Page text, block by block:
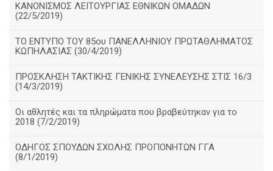
ΚΑΝΟΝΙΣΜΟΣ ΛΕΙΤΟΥΡΓΙΑΣ ΕΘΝΙΚΩΝ ΟΜΑΔΩΝ
(22/5/2019)
ΤΟ ΕΝΤΥΠΟ ΤΟΥ 85ου ΠΑΝΕΛΛΗΝΙΟΥ ΠΡΩΤΑΘΛΗΜΑΤΟΣ
ΚΩΠΗΛΑΣΙΑΣ (30/4/2019)
ΠΡΟΣΚΛΗΣΗ ΤΑΚΤΙΚΗΣ ΓΕΝΙΚΗΣ ΣΥΝΕΛΕΥΣΗΣ ΣΤΙΣ 16/3
(14/3/2019)
Οι αθλητές και τα πληρώματα που βραβεύτηκαν για το
2018 (7/2/2019)
ΟΔΗΓΟΣ ΣΠΟΥΔΩΝ ΣΧΟΛΗΣ ΠΡΟΠΟΝΗΤΩΝ ΓΓΑ
(8/1/2019)